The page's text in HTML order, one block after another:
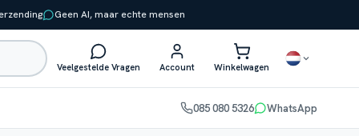
Geen AI, maar echte mensen
Veelgestelde Vragen Account Winkelwagen
085 080 5326 WhatsApp